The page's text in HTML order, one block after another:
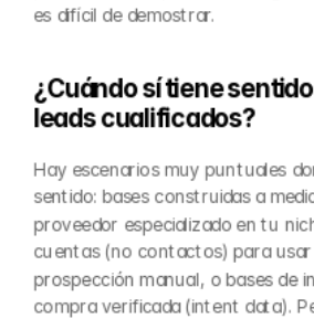
es difícil de demostrar.
¿Cuándo sí tiene
leads cualificados?
Hay escenarios muy puntuales
sentido: bases construidas a
proveedor especializado en tu
cuentas (no contactos) para
prospección manual, o bases de
compra verificada (intent data).